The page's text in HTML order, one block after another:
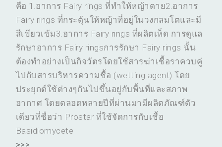
คือ 1.อาการ Fairy rings ที่ทำให้หญ้าตาย2.อาการ
Fairy rings ที่กระตุ้นให้หญ้าที่อยู่ในวงกลมโตและมี
สีเขียวเข้ม3.อาการ Fairy rings ที่ผลิตเห็ด การดูแล
รักษาอาการ Fairy ringsการรักษา Fairy rings นั้น
ต้องทำอย่างเป็นกิจวัตรโดยใช้สารฆ่าเชื้อราควบคู่
ไปกับสารบริหารความชื้อ (wetting agent) โดย
ประยุกต์ใช้ต่างๆกันไปขึ้นอยู่กับพื้นที่และสภาพ
อากาศ โดยตลอดหลายปีที่ผ่านมามีผลิตภัณฑ์ตัว
เดียวที่ชื่อว่า Prostar ที่ใช้จัดการกับเชื้อ
Basidiomycete
>>>